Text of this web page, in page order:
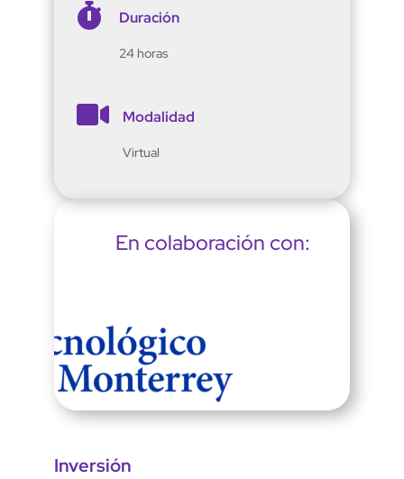
 Duración
24 horas
 Modalidad
Virtual
En colaboración con:
Inversión